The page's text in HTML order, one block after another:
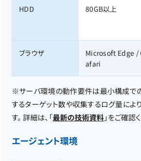
HDD 80GB以上
ブラウザ
Microsoft Edge /
afari
※サーバ環境の動作要件は最小構成で
するターゲット数や収集するログ量によ
す。 詳細は、「最新の技術資料」をご確認
エージェント環境